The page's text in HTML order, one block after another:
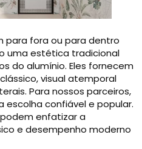
para fora ou para dentro
uma estética tradicional
do alumínio. Eles fornecem
visual atemporal
Para nossos parceiros,
confiável e popular.
enfatizar a
e desempenho moderno